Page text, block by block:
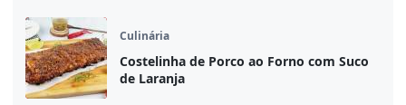
Culinária
Costelinha de Porco ao Forno com Suco
de Laranja